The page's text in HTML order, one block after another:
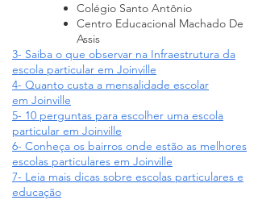
Colégio Santo Antônio
Centro Educacional Machado De
Assis
3- Saiba o que observar na Infraestrutura da
escola particular em Joinville
4- Quanto custa a mensalidade escolar
em Joinville
5- 10 perguntas para escolher uma escola
particular em Joinville
6- Conheça os bairros onde estão as melhores
escolas particulares em Joinville
7- Leia mais dicas sobre escolas particulares e
educação